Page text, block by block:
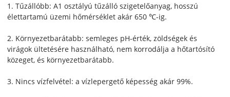
1. Tűzállóbb: A1 osztályú tűzálló szigetelőanyag, hosszú
élettartamú üzemi hőmérséklet akár 650 ℃-ig.
2. Környezetbarátabb: semleges pH-érték, zöldségek és
virágok ültetésére használható, nem korrodálja a hőtartósító
közeget, és környezetbarátabb.
3. Nincs vízfelvétel: a vízlepergető képesség akár 99%.